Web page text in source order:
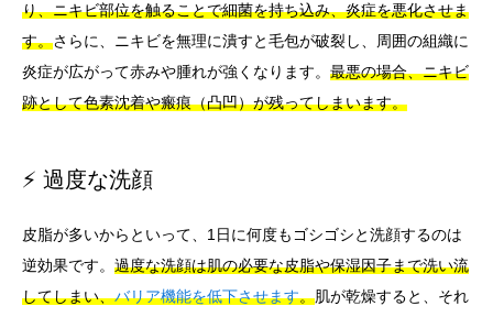
り、ニキビ部位を触ることで細菌を持ち込み、炎症を悪化させま
す。さらに、ニキビを無理に潰すと毛包が破裂し、周囲の組織に
炎症が広がって赤みや腫れが強くなります。 最悪の場合、ニキビ
跡として色素沈着や瘢痕（凸凹）が残ってしまいます。
⚡ 過度な洗顔
皮脂が多いからといって、1日に何度もゴシゴシと洗顔するのは
逆効果です。 過度な洗顔は肌の必要な皮脂や保湿因子まで洗い流
してしまい、バリア機能を低下させます。肌が乾燥すると、それ